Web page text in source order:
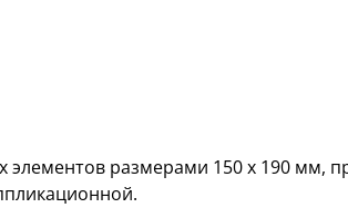
размерами 150 х 190 мм,